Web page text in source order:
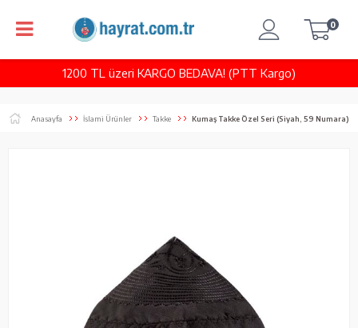
1200 TL üzeri KARGO BEDAVA! (PTT Kargo)
0
Anasayfa İslami Ürünler Takke Kumaş Takke Özel Seri (Siyah, 59 Numara)